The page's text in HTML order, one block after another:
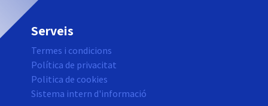
Serveis
Termes i condicions
Política de privacitat
Politica de cookies
Sistema intern d'informació